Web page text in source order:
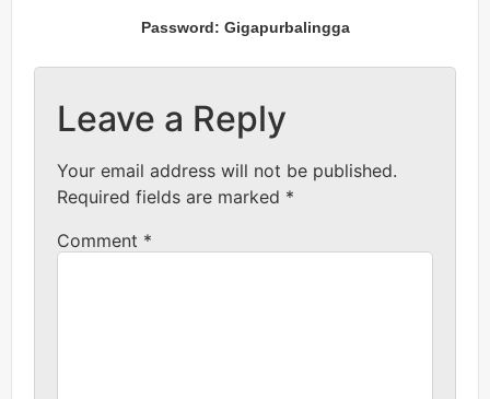
Password: Gigapurbalingga
Leave a Reply
Your email address will not be published.
Required fields are marked *
Comment *